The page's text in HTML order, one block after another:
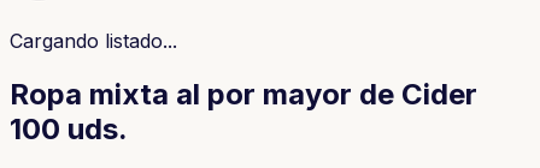
Cargando listado...
Ropa mixta al por mayor de Cider
100 uds.